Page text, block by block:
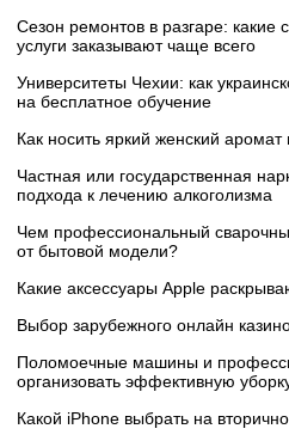
Сезон ремонтов в разгаре: какие
услуги заказывают чаще всего
Университеты Чехии: как
на бесплатное обучение
Как носить яркий женский
Частная или государственная
подхода к лечению алкоголизма
Чем профессиональный
от бытовой модели?
Какие аксессуары Apple
Выбор зарубежного онлайн
Поломоечные машины и
организовать эффективную
Какой iPhone выбрать на